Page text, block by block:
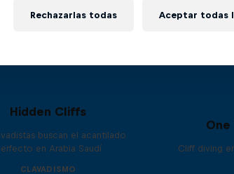
Hidden Cliffs
buscan el acantilado
en Arabia Saudí
CLAVADISMO
Cliff diving
Rechazarlas todas Aceptar todas